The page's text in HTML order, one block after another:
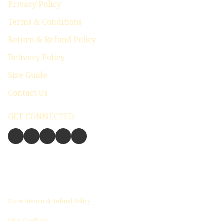
Privacy Policy
Terms & Conditions
Return & Refund Policy
Delivery Policy
Size Guide
Contact Us
GET CONNECTED
Store Return & Refund Policy